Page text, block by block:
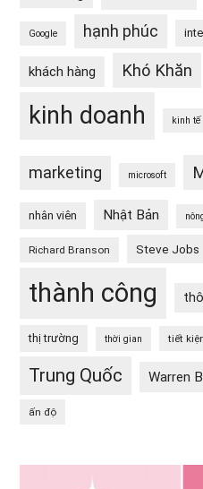
Google hạnh phúc
khách hàng Khó Khăn
kinh doanh kinh tế
marketing microsoft
nhân viên Nhật Bản
Richard Branson Steve Jobs
thành công
thị trường thời gian tiết
Trung Quốc Warren
ấn độ